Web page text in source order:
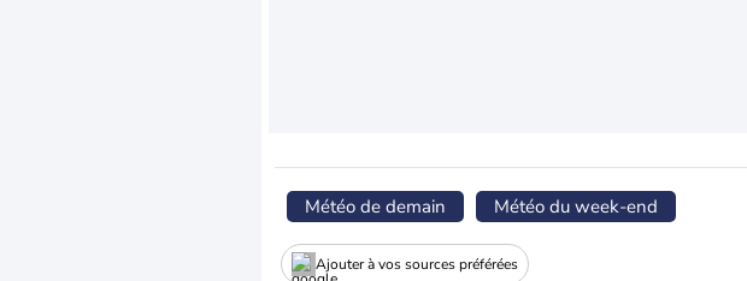
Météo de demain Météo du week-end
Ajouter à vos sources préférées